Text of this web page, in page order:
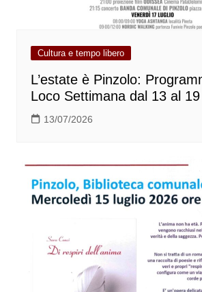
Cultura e tempo libero
L’estate è Pinzolo:
Loco Settimana dal 13 al
13/07/2026